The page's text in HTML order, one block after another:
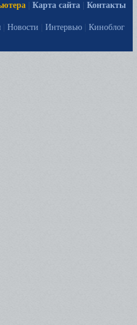
Карта сайта
Контакты
Новости Интервью Киноблог